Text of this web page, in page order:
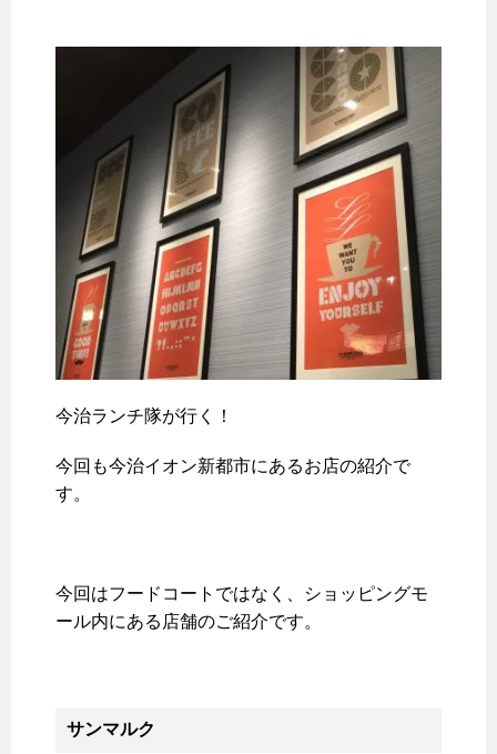
今治ランチ隊が行く！
今回も今治イオン新都市にあるお店の紹介で
す。
今回はフードコートではなく、ショッピングモ
ール内にある店舗のご紹介です。
サンマルク